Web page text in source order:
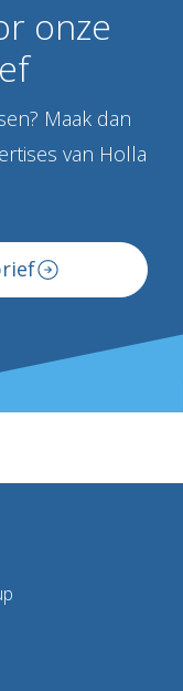
onze
Maak dan
van Holla